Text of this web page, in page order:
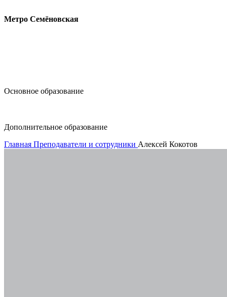
Метро Семёновская
Основное образование
Дополнительное образование
Главная Преподаватели и сотрудники Алексей Кокотов